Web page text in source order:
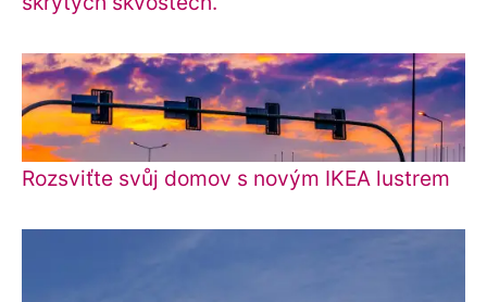
Rozsviťte svůj domov s novým IKEA lustrem